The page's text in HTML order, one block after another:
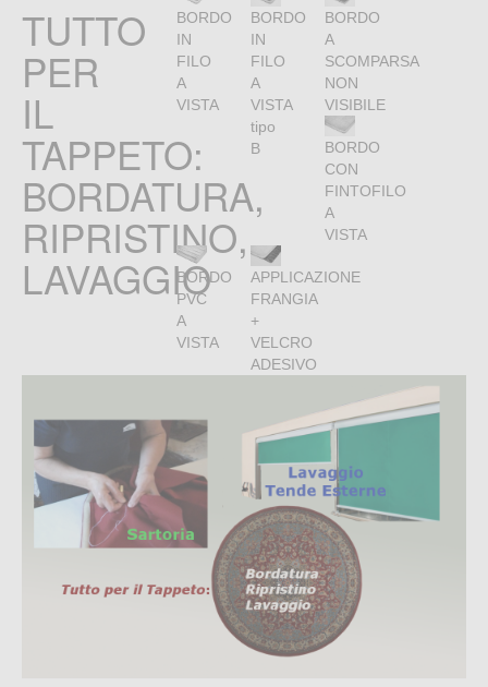
TUTTO
PER
IL
TAPPETO:
BORDATURA,
RIPRISTINO,
LAVAGGIO
BORDO
IN
FILO
A
VISTA
BORDO
IN
FILO
A
VISTA
tipo
B
BORDO
A
SCOMPARSA
NON
VISIBILE
BORDO
CON
FINTOFILO
A
VISTA
BORDO
PVC
A
VISTA
APPLICAZIONE
FRANGIA
+
VELCRO
ADESIVO